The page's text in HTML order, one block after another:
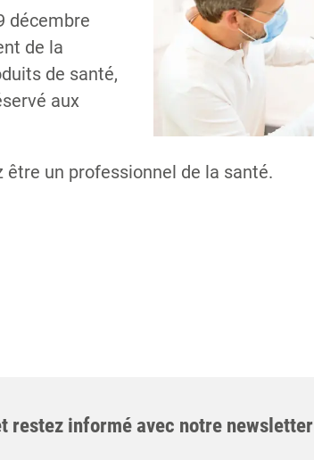
décembre
de la
de santé,
aux
un professionnel de la santé.
restez informé avec notre newsletter